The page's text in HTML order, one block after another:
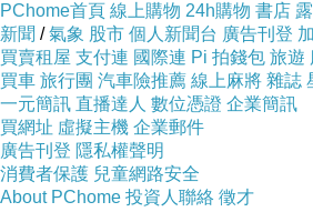
監，也表示Technology + Data 結合，
新媒體使用與購物行為的關連，探索
者生活的改變，同時也針對這樣的趨
告和消費者在行銷溝通策略上的影響
再者，任何的行銷方案，目的都
企業平台91APP李昆謀產品長表示，
PChome首頁 線上購物 24h購物 書店
新聞 /氣象 股市 個人新聞台 廣告刊登
買賣租屋 支付連 國際連 Pi 拍錢包 旅遊
買車 旅行團 汽車險推薦 線上麻將 雜誌
一元簡訊 直播達人 數位憑證 企業簡訊
買網址 虛擬主機 企業郵件
廣告刊登 隱私權聲明
消費者保護 兒童網路安全
About PChome 投資人聯絡 徵才